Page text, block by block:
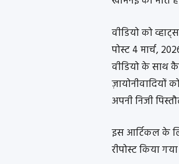
वीडियो को
पोस्ट 4 मार्च,
वीडियो के साथ
ज़ायोनीवादियों
अपनी निजी
इस आर्टिकल के
रीपोस्ट किया